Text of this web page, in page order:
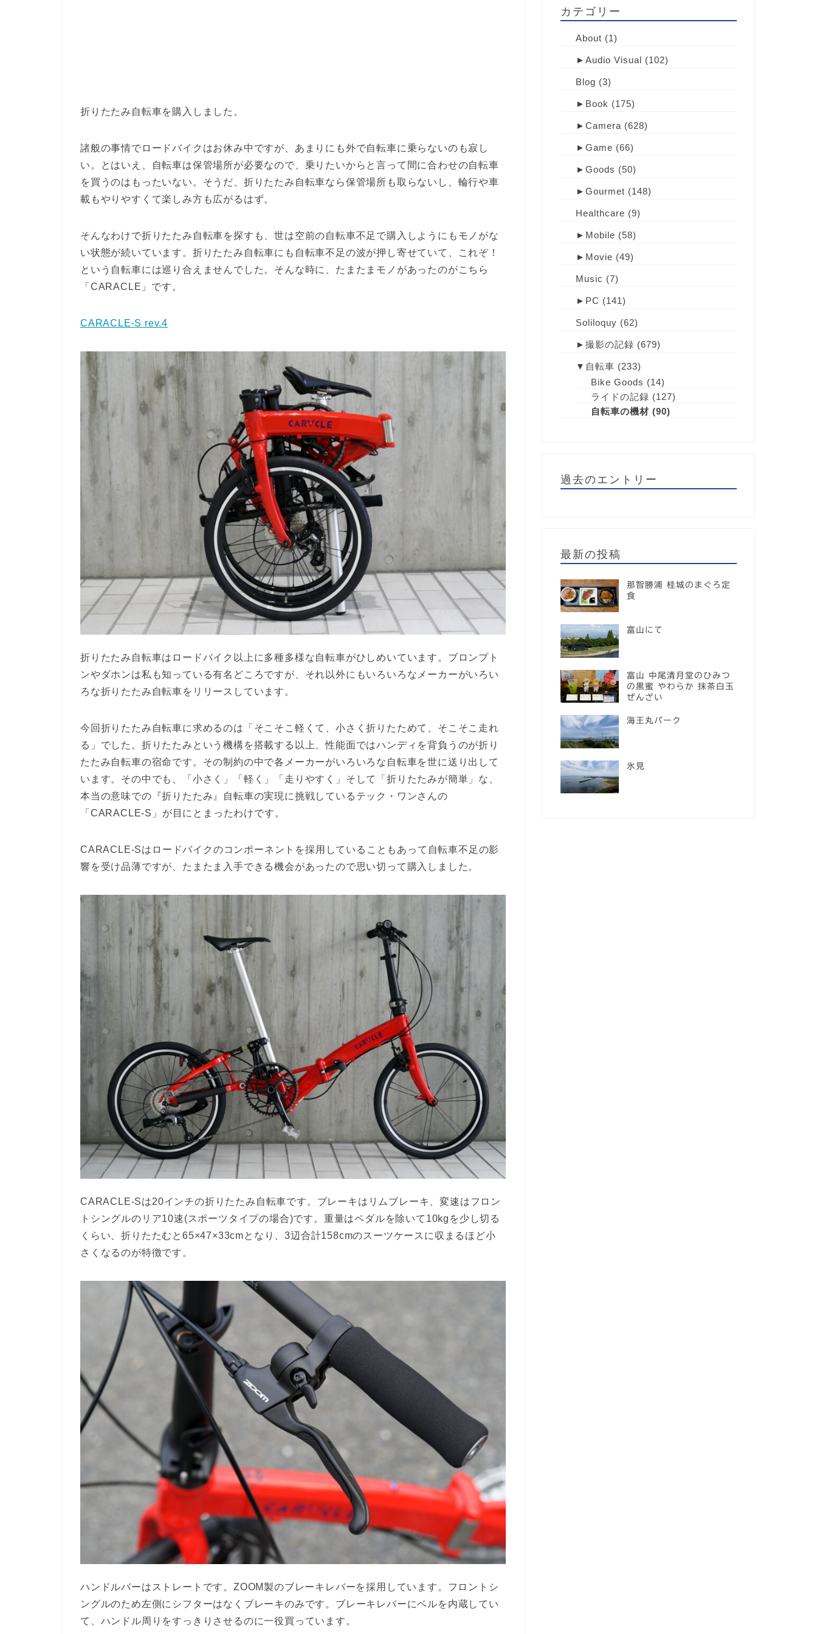
折りたたみ自転車を購入しました。
諸般の事情でロードバイクはお休み中ですが、あまりにも外で自転車に乗らないのも寂し
い。とはいえ、自転車は保管場所が必要なので、乗りたいからと言って間に合わせの自転車
を買うのはもったいない。そうだ、折りたたみ自転車なら保管場所も取らないし、輪行や車
載もやりやすくて楽しみ方も広がるはず。
そんなわけで折りたたみ自転車を探すも、世は空前の自転車不足で購入しようにもモノがな
い状態が続いています。折りたたみ自転車にも自転車不足の波が押し寄せていて、これぞ！
という自転車には巡り合えませんでした。そんな時に、たまたまモノがあったのがこちら
「CARACLE」です。
CARACLE-S rev.4
折りたたみ自転車はロードバイク以上に多種多様な自転車がひしめいています。ブロンプト
ンやダホンは私も知っている有名どころですが、それ以外にもいろいろなメーカーがいろい
ろな折りたたみ自転車をリリースしています。
今回折りたたみ自転車に求めるのは「そこそこ軽くて、小さく折りたためて、そこそこ走れ
る」でした。折りたたみという機構を搭載する以上、性能面ではハンディを背負うのが折り
たたみ自転車の宿命です。その制約の中で各メーカーがいろいろな自転車を世に送り出して
います。その中でも、「小さく」「軽く」「走りやすく」そして「折りたたみが簡単」な、
本当の意味での『折りたたみ』自転車の実現に挑戦しているテック・ワンさんの
「CARACLE-S」が目にとまったわけです。
CARACLE-Sはロードバイクのコンポーネントを採用していることもあって自転車不足の影
響を受け品薄ですが、たまたま入手できる機会があったので思い切って購入しました。
CARACLE-Sは20インチの折りたたみ自転車です。ブレーキはリムブレーキ、変速はフロン
トシングルのリア10速(スポーツタイプの場合)です。重量はペダルを除いて10kgを少し切る
くらい、折りたたむと65×47×33cmとなり、3辺合計158cmのスーツケースに収まるほど小
さくなるのが特徴です。
ハンドルバーはストレートです。ZOOM製のブレーキレバーを採用しています。フロントシ
ングルのため左側にシフターはなくブレーキのみです。ブレーキレバーにベルを内蔵してい
て、ハンドル周りをすっきりさせるのに一役買っています。
カテゴリー
About (1)
► Audio Visual (102)
Blog (3)
► Book (175)
► Camera (628)
► Game (66)
► Goods (50)
► Gourmet (148)
Healthcare (9)
► Mobile (58)
► Movie (49)
Music (7)
► PC (141)
Soliloquy (62)
► 撮影の記録 (679)
▼ 自転車 (233)
Bike Goods (14)
ライドの記録 (127)
自転車の機材 (90)
過去のエントリー
最新の投稿
那智勝浦 桂城のまぐろ定
食
富山にて
富山 中尾清月堂のひみつ
の黒蜜 やわらか 抹茶白玉
ぜんざい
海王丸パーク
氷見